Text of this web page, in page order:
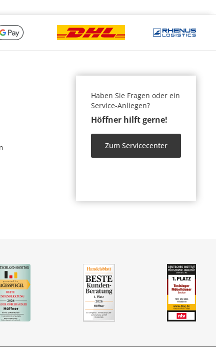
Haben Sie Fragen oder ein
Service-Anliegen?
Höffner hilft gerne!
Zum Servicecenter